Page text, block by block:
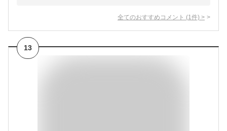
全てのおすすめコメント (1 件) >
13